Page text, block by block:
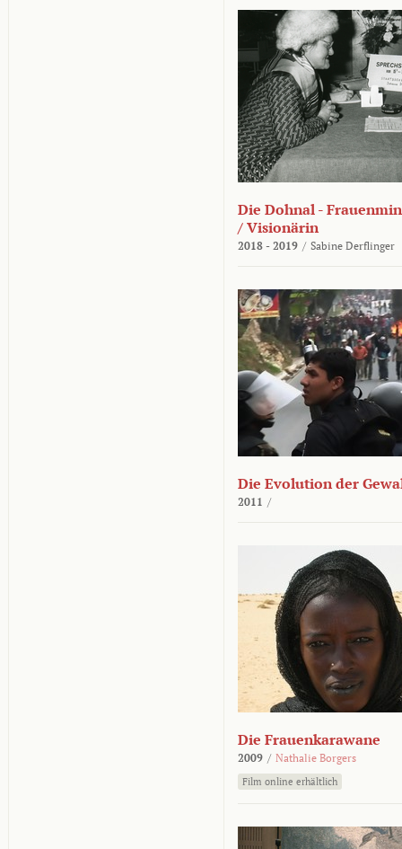
Die Dohnal -
/ Visionärin
2018 - 2019 / Sabine Derflinger
Die Evolution der
2011 /
Die Frauenkarawane
2009 / Nathalie Borgers
Film online erhältlich